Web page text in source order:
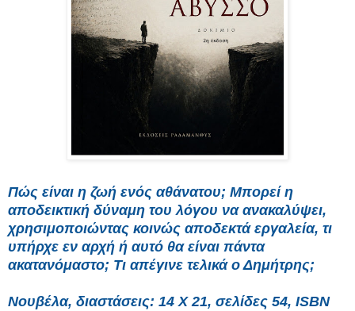
Πώς είναι η ζωή ενός αθάνατου; Μπορεί η
αποδεικτική δύναμη του λόγου να ανακαλύψει,
χρησιμοποιώντας κοινώς αποδεκτά εργαλεία, τι
υπήρχε εν αρχή ή αυτό θα είναι πάντα
ακατανόμαστο; Τι απέγινε τελικά ο Δημήτρης;
Νουβέλα, διαστάσεις: 14 Χ 21, σελίδες 54, ISBN